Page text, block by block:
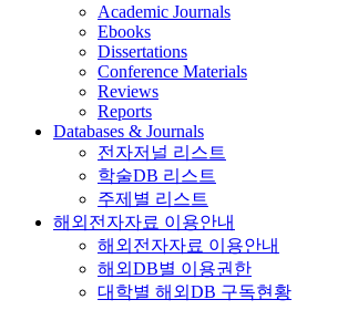
Academic Journals
Ebooks
Dissertations
Conference Materials
Reviews
Reports
Databases & Journals
전자저널 리스트
학술DB 리스트
주제별 리스트
해외전자자료 이용안내
해외전자자료 이용안내
해외DB별 이용권한
대학별 해외DB 구독현황